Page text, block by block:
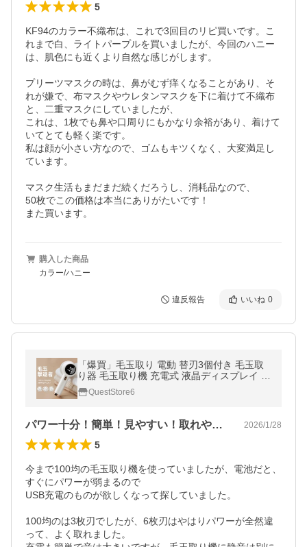
5
KF94のカラー不織布は、これで3回目のリピ買いです。こ
れまで白、ライトパープルを買いましたが、今回のハニー
は、肌色にも近くより自然な感じがします。
プリーツマスクの時は、鼻がむず痒くなることがあり、そ
れが嫌で、布マスクやウレタンマスクを下に着けて不織布
と、二重マスクにしていましたが、
これは、1枚でも鼻や口周りにもかなり余裕があり、着けて
いてとても軽く楽です。
私は顔が小さい方なので、ゴムもキツくなく、大変満足し
ています。
マスク生活もまだまだ続くだろうし、消耗品なので、
50枚でこの価格は本当にありがたいです！
また買います。
購入した商品
カラー/ハニー
違反報告 いいね 0
「爆買」毛玉取り 電動 替刃3個付き 毛玉取
り器 毛玉取り機 充電式 液晶ディスプレイ パ
ワフルな6枚刃 3段階のスピード調整 USB充
電 コードレス
QuestStore6
パワー十分！簡単！見やすい！取れやすい！ 2026/1/28
5
今まで100均の毛玉取り機を使っていましたが、電池だと、
すぐにパワーが弱まるので
USB充電のものが欲しくなって探していました。
100均のは3枚刃でしたが、6枚刃はやはりパワーが全然違
って、よく取れました。